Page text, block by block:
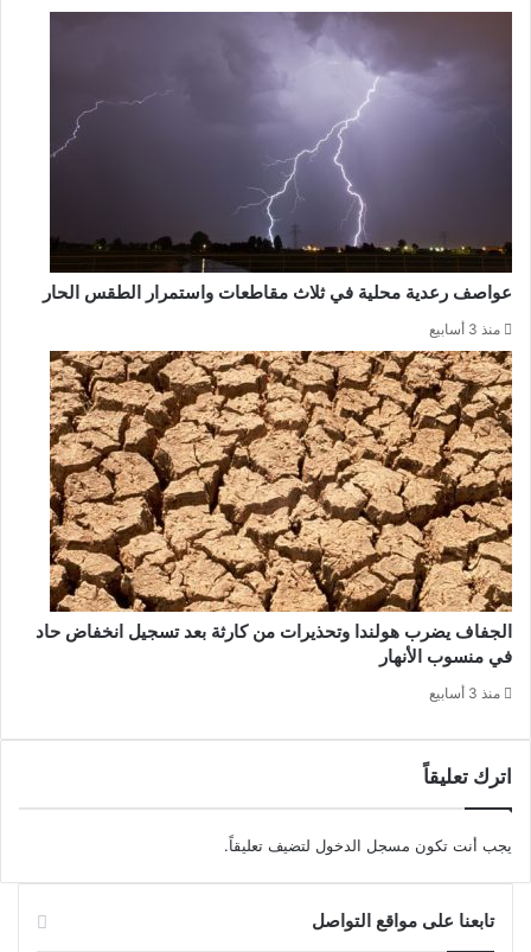
عواصف رعدية محلية في ثلاث مقاطعات واستمرار الطقس الحار
منذ 3 أسابيع
الجفاف يضرب هولندا وتحذيرات من كارثة بعد تسجيل انخفاض حاد
في منسوب الأنهار
منذ 3 أسابيع
اترك تعليقاً
يجب أنت تكون مسجل الدخول لتضيف تعليقاً.
تابعنا على مواقع التواصل